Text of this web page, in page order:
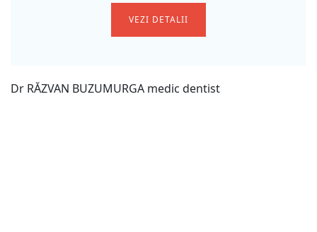
VEZI DETALII
Dr RĂZVAN BUZUMURGA medic dentist